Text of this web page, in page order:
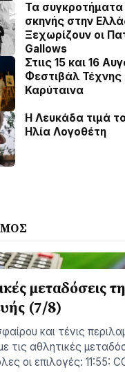
Τα
σκηνής στην
Ξεχωρίζουν οι
Gallows
Στιις 15 και 16
Φεστιβάλ Τέχνης
Καρύταινα
Η Λευκάδα τιμά
Ηλία Λογοθέτη
μεταδόσεις
(7/8)
και τένις
τις αθλητικές
οι επιλογές: 11:55: